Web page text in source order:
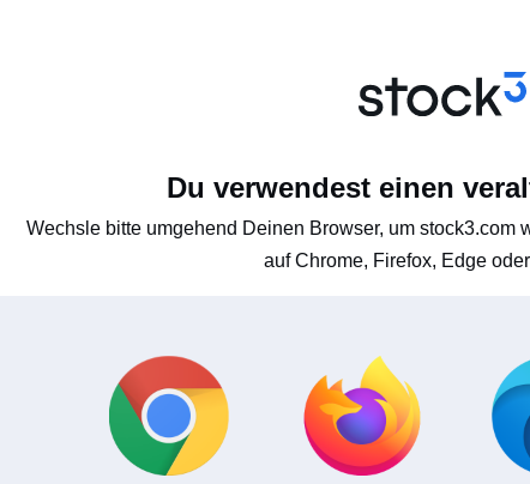
Du verwendest einen
Wechsle bitte umgehend Deinen Browser, um stock3.com
auf Chrome, Firefox, Edge